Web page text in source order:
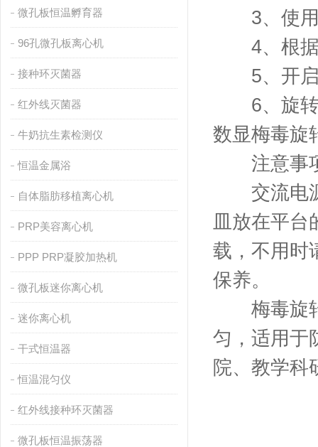
微孔板恒温孵育器
96孔微孔板离心机
接种环灭菌器
红外线灭菌器
牛奶抗生素检测仪
恒温金属浴
自体脂肪移植离心机
PRP美容离心机
PPP PRP凝胶加热机
微孔板迷你离心机
迷你离心机
干式恒温器
恒温混匀仪
红外线接种环灭菌器
微孔板恒温振荡器
3、使用
4、根据
5、开启
6、旋转
数显梅毒旋
注意事
交流电源
皿放在平
载，不用时
保养。
梅毒旋转
匀，适用于
院、教学科